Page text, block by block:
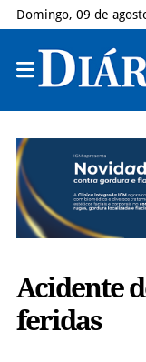
Domingo, 09 de
Acidente
feridas